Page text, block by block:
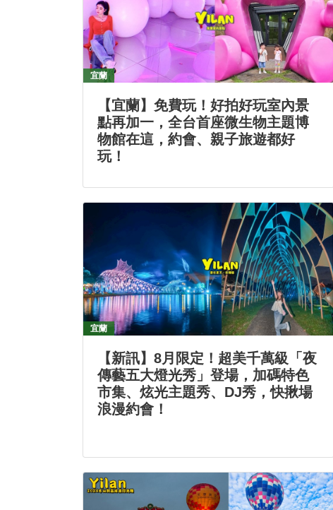
宜蘭
【宜蘭】免費玩！好拍好玩室內景
點再加一，全台首座微生物主題博
物館在這，約會、親子旅遊都好
玩！
宜蘭
【新訊】8月限定！超美千萬級「夜
傳藝五大燈光秀」登場，加碼特色
市集、炫光主題秀、DJ秀，快揪場
浪漫約會！